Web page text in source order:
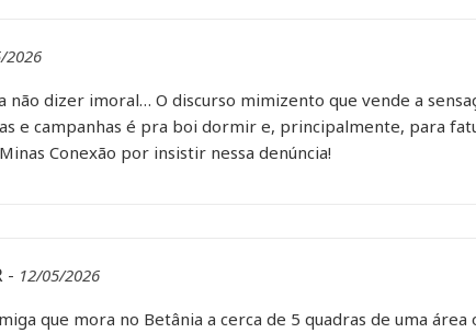
2026
não dizer imoral… O discurso mimizento que vende a
e campanhas é pra boi dormir e, principalmente, para
Conexão por insistir nessa denúncia!
- 12/05/2026
que mora no Betânia a cerca de 5 quadras de uma